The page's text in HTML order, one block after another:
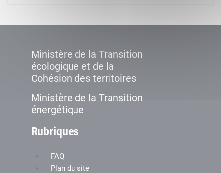
Ministère de la Transition
écologique et de la
Cohésion des territoires
Ministère de la Transition
énergétique
Rubriques
FAQ
Plan du site